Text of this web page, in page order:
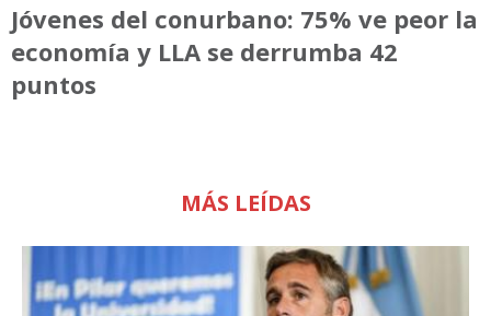
Jóvenes del conurbano: 75% ve peor la
economía y LLA se derrumba 42
puntos
MÁS LEÍDAS